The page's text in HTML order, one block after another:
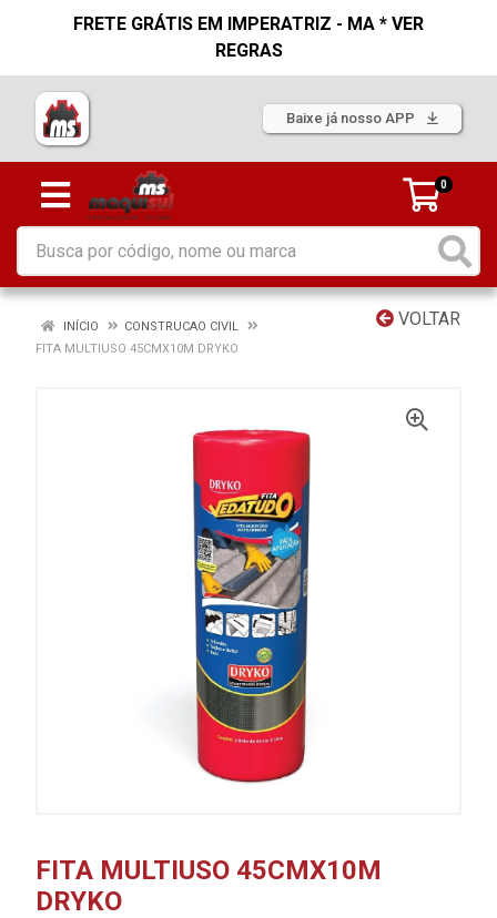
FRETE GRÁTIS EM IMPERATRIZ - MA * VER
REGRAS
Baixe já nosso APP
0
VOLTAR
INÍCIO
CONSTRUCAO CIVIL
FITA MULTIUSO 45CMX10M DRYKO
FITA MULTIUSO 45CMX10M
DRYKO